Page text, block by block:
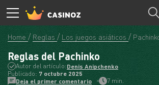
Home Reglas Los juegos asiáticos
Reglas del Pachinko
Autor del artículo:Denis Anipchenko
Publicado: 7 octubre 2025
Deja el primer comentario
7 min.